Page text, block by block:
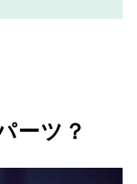
ーツ？